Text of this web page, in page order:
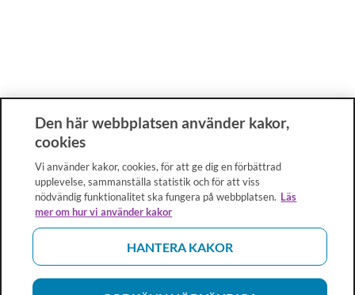
Den här webbplatsen använder kakor,
cookies
Vi använder kakor, cookies, för att ge dig en förbättrad
upplevelse, sammanställa statistik och för att viss
nödvändig funktionalitet ska fungera på webbplatsen. Läs
mer om hur vi använder kakor
HANTERA KAKOR